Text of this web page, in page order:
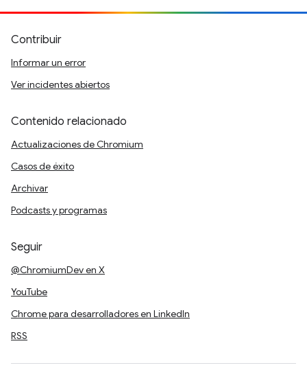
Contribuir
Informar un error
Ver incidentes abiertos
Contenido relacionado
Actualizaciones de Chromium
Casos de éxito
Archivar
Podcasts y programas
Seguir
@ChromiumDev en X
YouTube
Chrome para desarrolladores en LinkedIn
RSS